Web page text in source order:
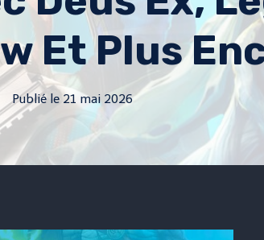
Et Plus
Publié le 21 mai 2026